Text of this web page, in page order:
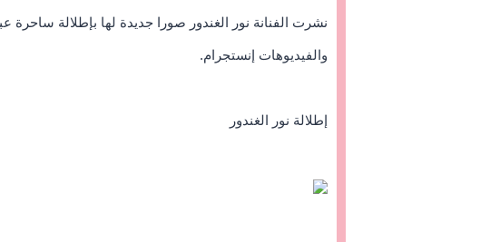
نشرت الفنانة نور الغندور صورا جديدة لها بإطلالة ساحرة
والفيديوهات إنستجرام.
إطلالة نور الغندور